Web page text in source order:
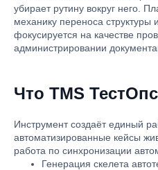
убирает рутину вокруг него.
механику переноса структуры
фокусируется на качестве
администрировании
Что TMS
Инструмент создаёт единый
автоматизированные кейсы
работа по синхронизации
Генерация скелета